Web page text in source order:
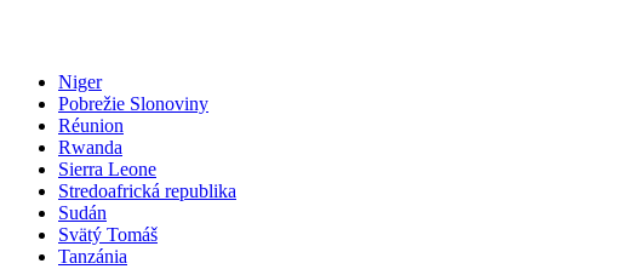
Niger
Pobrežie Slonoviny
Réunion
Rwanda
Sierra Leone
Stredoafrická republika
Sudán
Svätý Tomáš
Tanzánia